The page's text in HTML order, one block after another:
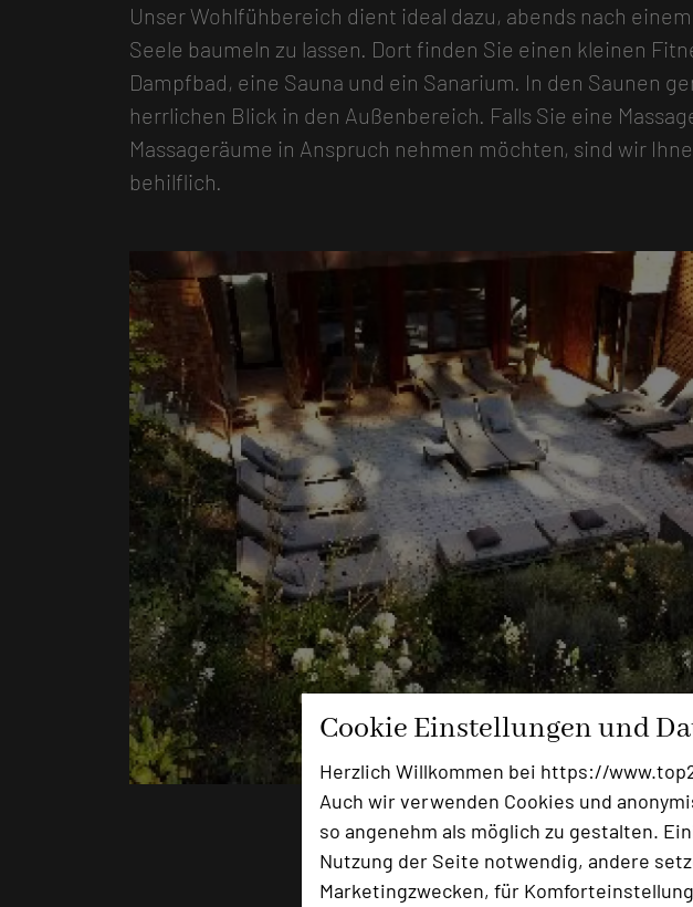
Cookie Einstellungen und
Herzlich Willkommen bei https://
Auch wir verwenden Cookies und
so angenehm als möglich zu gestalten.
Nutzung der Seite notwendig, andere
Marketingzwecken, für
Unser Wohlfühbereich dient ideal dazu, abends nach
Seele baumeln zu lassen. Dort finden Sie einen kleinen
Dampfbad, eine Sauna und ein Sanarium. In den Saunen
herrlichen Blick in den Außenbereich. Falls Sie eine
Massageräume in Anspruch nehmen möchten, sind wir
behilflich.
star starstar
Waldhotel Stuttgart Foto: